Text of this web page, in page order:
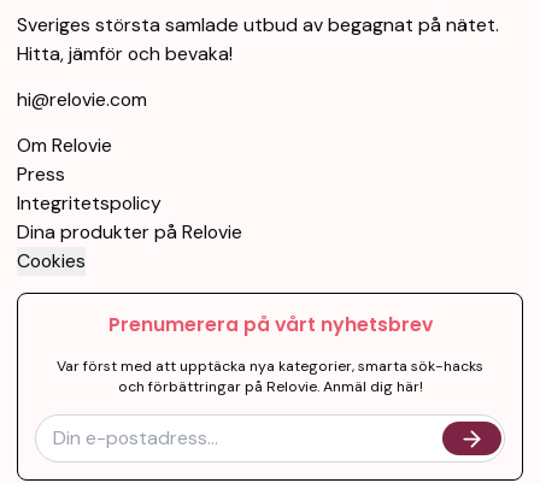
Sveriges största samlade utbud av begagnat på nätet.
Hitta, jämför och bevaka!
hi@relovie.com
Om Relovie
Press
Integritetspolicy
Dina produkter på Relovie
Cookies
Prenumerera på vårt nyhetsbrev
Var först med att upptäcka nya kategorier, smarta sök-hacks
och förbättringar på Relovie. Anmäl dig här!